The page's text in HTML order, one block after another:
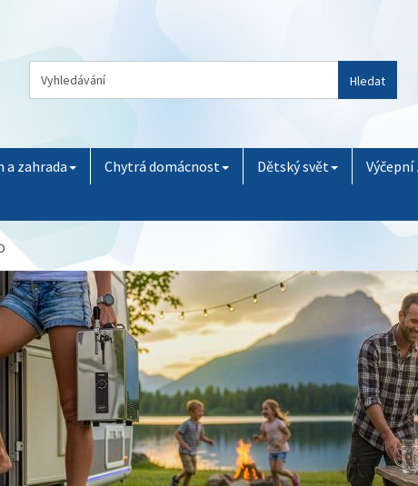
Hledat
a zahrada Chytrá domácnost Dětský svět